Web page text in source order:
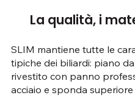
La qualità, i
SLIM mantiene tutte le
tipiche dei biliardi: piano
rivestito con panno
acciaio e sponda